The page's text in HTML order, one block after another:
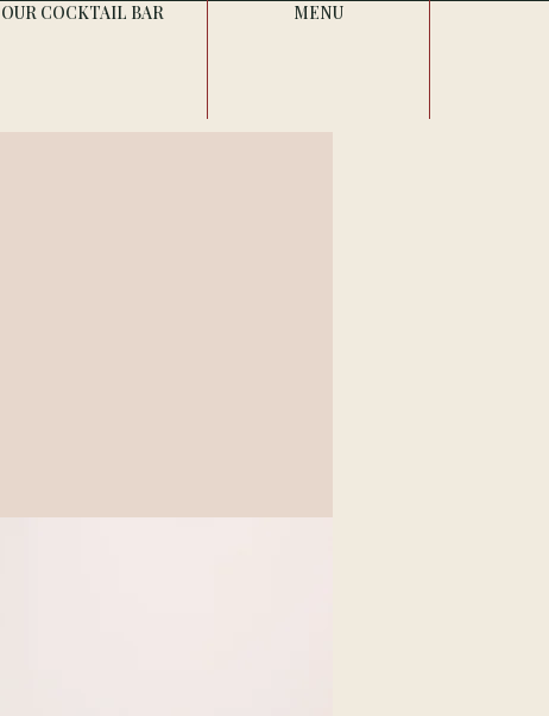
OUR COCKTAIL BAR MENU